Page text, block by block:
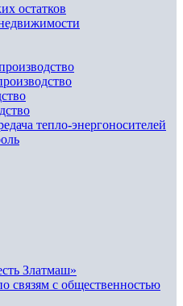
остатков
тепло-энергоносителей
Златмаш»
связям с общественностью